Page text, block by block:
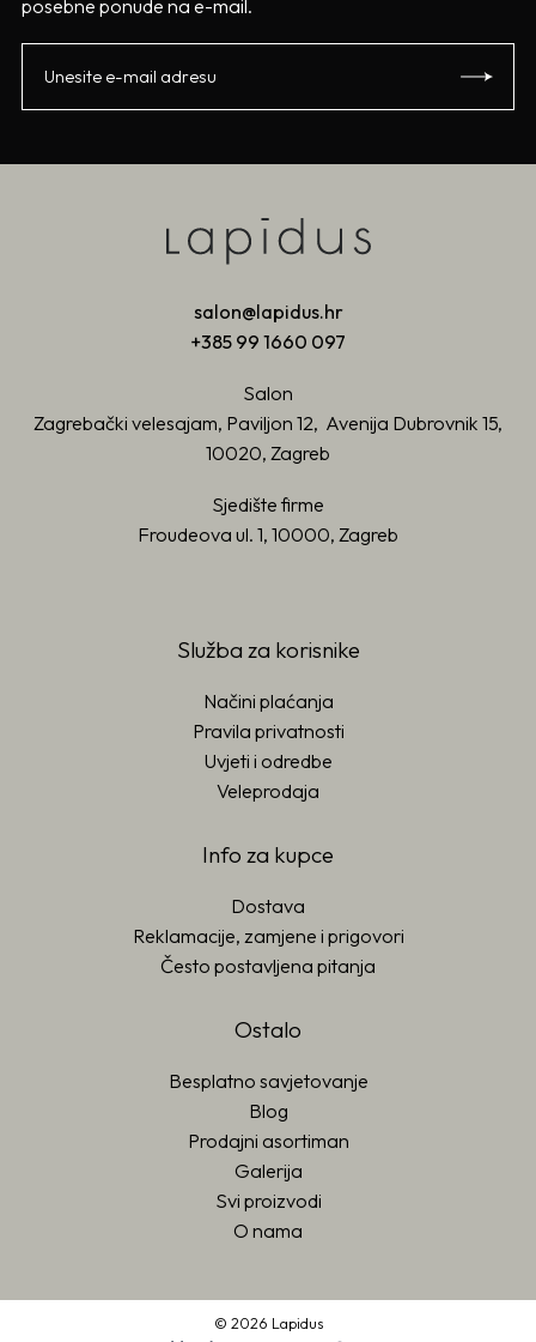
posebne ponude na e-mail.
salon@lapidus.hr
+385 99 1660 097
Salon
Zagrebački velesajam, Paviljon 12, Avenija Dubrovnik 15,
10020, Zagreb
Sjedište firme
Froudeova ul. 1, 10000, Zagreb
Služba za korisnike
Načini plaćanja
Pravila privatnosti
Uvjeti i odredbe
Veleprodaja
Info za kupce
Dostava
Reklamacije, zamjene i prigovori
Često postavljena pitanja
Ostalo
Besplatno savjetovanje
Blog
Prodajni asortiman
Galerija
Svi proizvodi
O nama
© 2026 Lapidus